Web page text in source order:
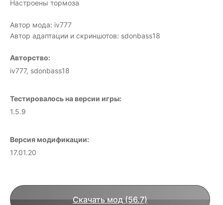
Настроены тормоза
Автор мода: iv777
Автор адаптации и скриншотов: sdonbass18
Авторство:
iv777, sdonbass18
Тестировалось на версии игры:
1.5.9
Версия модификации:
17.01.20
Скачать мод (56.7)